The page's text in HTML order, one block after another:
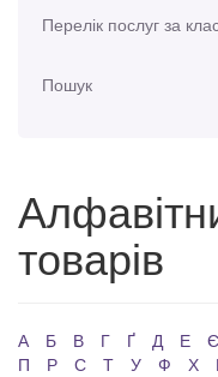
Перелік послуг за
Пошук
товарів
А Б В Г Ґ Д Е Є
П
Р С Т У Ф Х